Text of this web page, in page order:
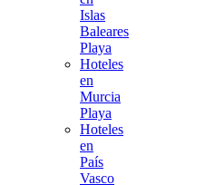
Islas
Baleares
Playa
Hoteles
en
Murcia
Playa
Hoteles
en
País
Vasco